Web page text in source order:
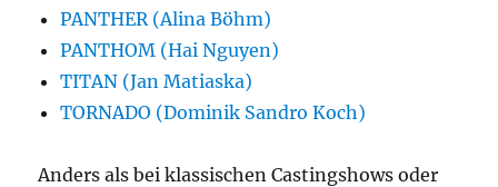
PANTHER (Alina Böhm)
PANTHOM (Hai Nguyen)
TITAN (Jan Matiaska)
TORNADO (Dominik Sandro Koch)
Anders als bei klassischen Castingshows oder